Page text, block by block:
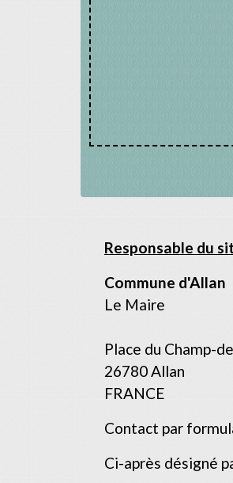
Responsable du
Commune d'Allan
Le Maire
Place du Champ-
26780 Allan
FRANCE
Contact par
Ci-après désigné